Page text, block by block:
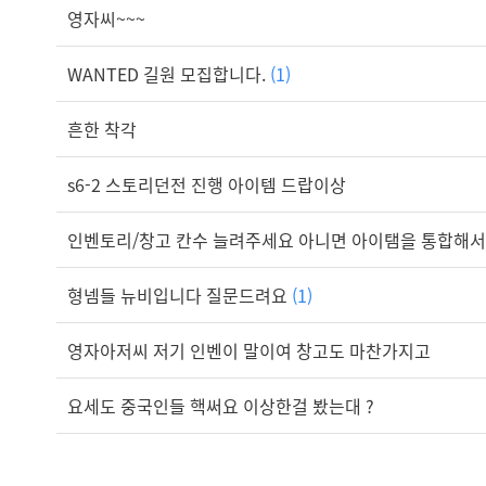
영자씨~~~
WANTED 길원 모집합니다. (1)
흔한 착각
s6-2 스토리던전 진행 아이템 드랍이상
인벤토리/창고 칸수 늘려주세요 아니면 아이탬을 통합해
형넴들 뉴비입니다 질문드려요 (1)
영자아저씨 저기 인벤이 말이여 창고도 마찬가지고
요세도 중국인들 핵써요 이상한걸 봤는대 ?